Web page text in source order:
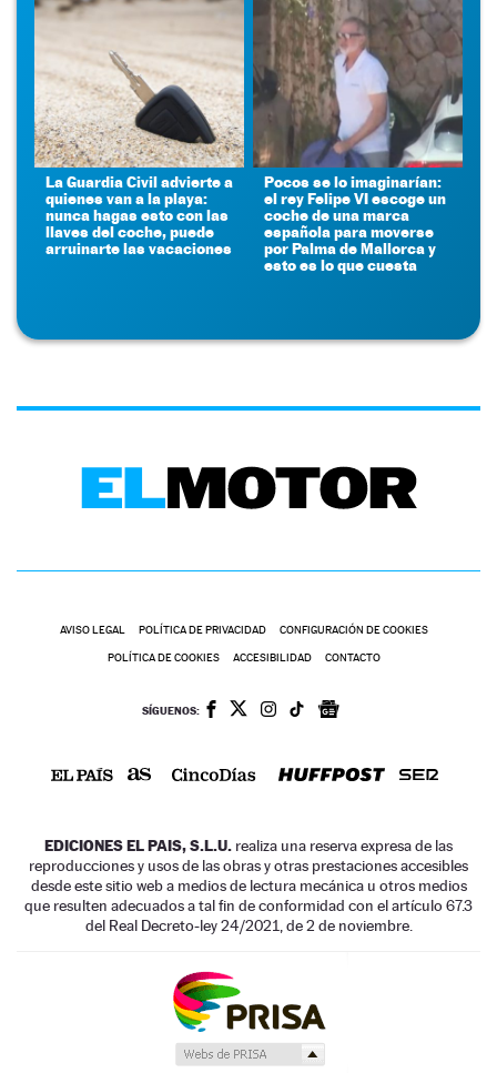
La Guardia Civil advierte a
quienes van a la playa:
nunca hagas esto con las
llaves del coche, puede
arruinarte las vacaciones
Pocos se lo imaginarían:
el rey Felipe VI escoge un
coche de una marca
española para moverse
por Palma de Mallorca y
esto es lo que cuesta
AVISO LEGAL POLÍTICA DE PRIVACIDAD CONFIGURACIÓN DE COOKIES
POLÍTICA DE COOKIES ACCESIBILIDAD CONTACTO
SÍGUENOS:
EDICIONES EL PAIS, S.L.U. realiza una reserva expresa de las
reproducciones y usos de las obras y otras prestaciones accesibles
desde este sitio web a medios de lectura mecánica u otros medios
que resulten adecuados a tal fin de conformidad con el artículo 67.3
del Real Decreto-ley 24/2021, de 2 de noviembre.